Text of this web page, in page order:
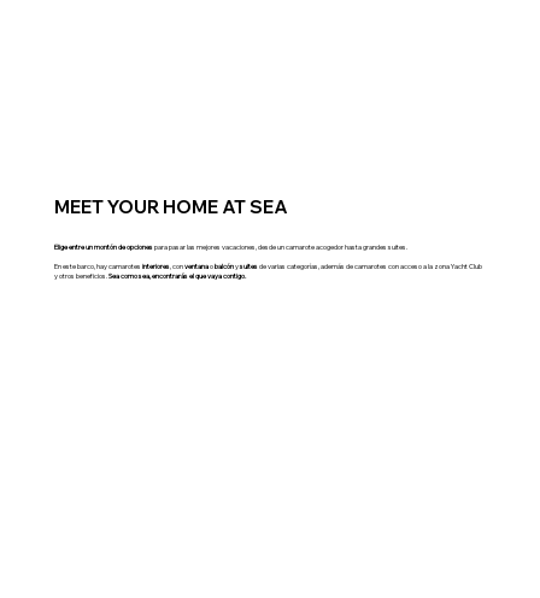
MEET YOUR HOME AT SEA
Elige entre un montón de opciones para pasar las mejores vacaciones, desde un camarote acogedor hasta grandes suites.
En este barco, hay camarotes interiores , conventanaobalcónysuites de varias categorías, además de camarotes con acceso a la zona Yacht Club
y otros beneficios. Sea como sea, encontrarás el que vaya contigo.